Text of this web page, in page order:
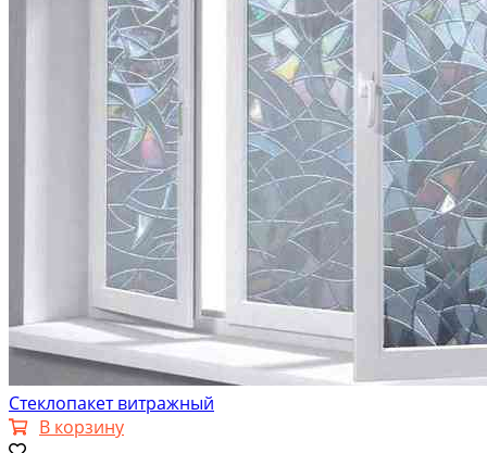
Стеклопакет витражный
В корзину